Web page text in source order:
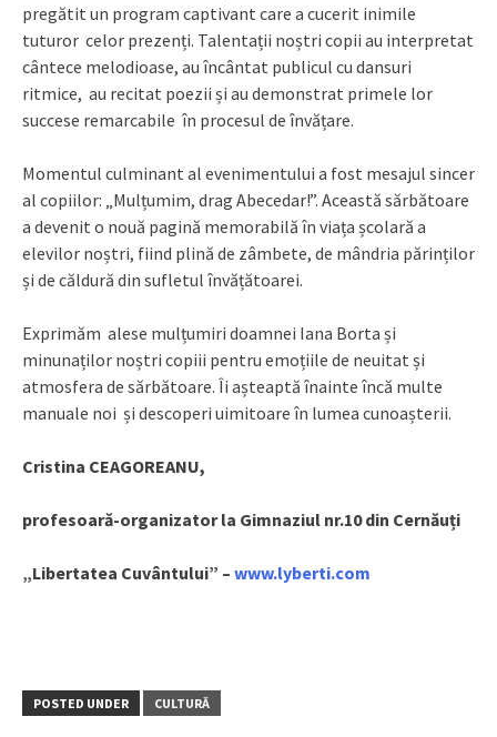
pregătit un program captivant care a cucerit inimile
tuturor celor prezenți. Talentații noștri copii au interpretat
cântece melodioase, au încântat publicul cu dansuri
ritmice, au recitat poezii și au demonstrat primele lor
succese remarcabile în procesul de învățare.
Momentul culminant al evenimentului a fost mesajul sincer
al copiilor: „Mulțumim, drag Abecedar!”. Această sărbătoare
a devenit o nouă pagină memorabilă în viața școlară a
elevilor noștri, fiind plină de zâmbete, de mândria părinților
și de căldură din sufletul învățătoarei.
Exprimăm alese mulțumiri doamnei Iana Borta și
minunaților noștri copiii pentru emoțiile de neuitat și
atmosfera de sărbătoare. Îi așteaptă înainte încă multe
manuale noi și descoperi uimitoare în lumea cunoașterii.
Cristina CEAGOREANU,
profesoară-organizator la Gimnaziul nr.10 din Cernăuți
„Libertatea Cuvântului” – www.lyberti.com
POSTED UNDER CULTURĂ